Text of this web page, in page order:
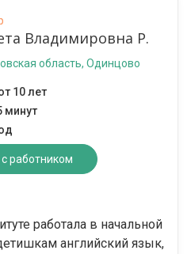
Владимировна Р.
область, Одинцово
10 лет
минут
работником
работала в начальной
английский язык,